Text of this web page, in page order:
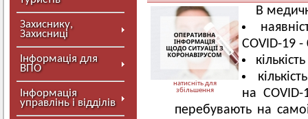
Захиснику,
Захисниці
Інформація для
ВПО
Інформація
управлінь і відділів
натисніть для
збільшення
В
COVID-19 -
на
перебувають на